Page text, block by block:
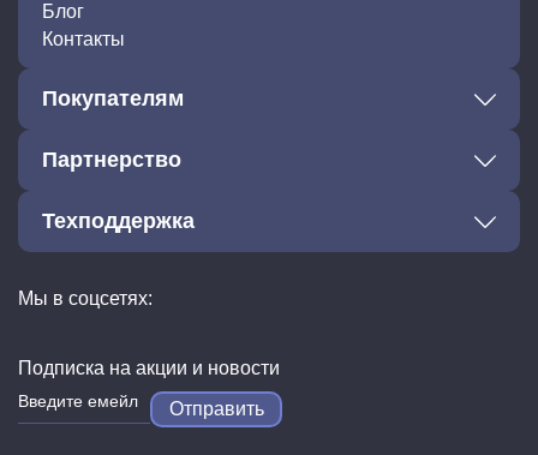
Блог
Контакты
Покупателям
Партнерство
Техподдержка
Мы в соцсетях:
Подписка на акции и новости
Отправить